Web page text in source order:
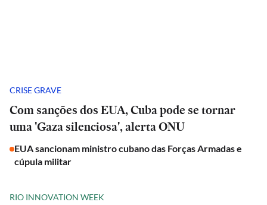
CRISE GRAVE
Com sanções dos EUA, Cuba pode se tornar
uma 'Gaza silenciosa', alerta ONU
EUA sancionam ministro cubano das Forças Armadas e
cúpula militar
RIO INNOVATION WEEK